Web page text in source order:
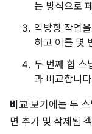
는 방식으로
역방향 작업
하고 이를 몇
두 번째 힙 스
과 비교합니
비교 보기에는 두
면 추가 및 삭제된